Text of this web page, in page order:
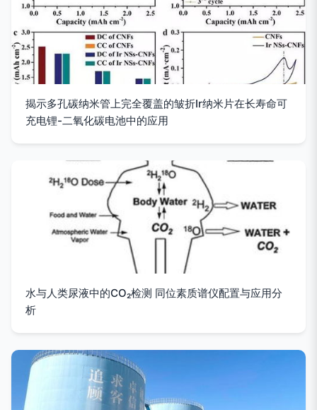
揭示多孔碳纳米管上完全覆盖的皱折Ir纳米片在长寿命可
充电锂-二氧化碳电池中的应用
水与人类尿液中的CO₂检测 同位素质谱仪配置与应用分
析